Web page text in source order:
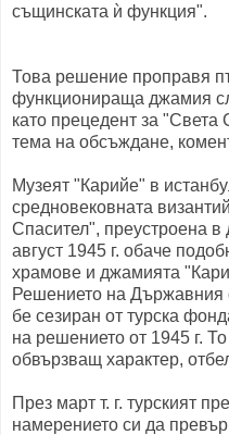
същинската ѝ функция".
Това решение проправя
функционираща джамия
като прецедент за
тема на обсъждане,
Музеят "Карийе" в
средновековната
Спасител", преустроена
август 1945 г. обаче
храмове и джамията
Решението на Държавния
бе сезиран от турска
на решението от 1945 г.
обвързващ характер,
През март т. г. турският
намерението си да